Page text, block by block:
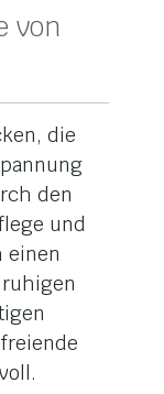
von
die
den
und
einen